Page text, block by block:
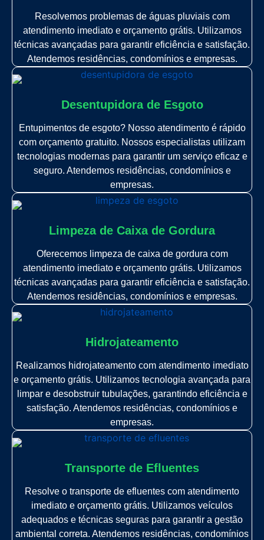
Resolvemos problemas de águas pluviais com
atendimento imediato e orçamento grátis. Utilizamos
técnicas avançadas para garantir eficiência e satisfação.
Atendemos residências, condomínios e empresas.
Desentupidora de Esgoto
Entupimentos de esgoto? Nosso atendimento é rápido
com orçamento gratuito. Nossos especialistas utilizam
tecnologias modernas para garantir um serviço eficaz e
seguro. Atendemos residências, condomínios e
empresas.
Limpeza de Caixa de Gordura
Oferecemos limpeza de caixa de gordura com
atendimento imediato e orçamento grátis. Utilizamos
técnicas avançadas para garantir eficiência e satisfação.
Atendemos residências, condomínios e empresas.
Hidrojateamento
Realizamos hidrojateamento com atendimento imediato
e orçamento grátis. Utilizamos tecnologia avançada para
limpar e desobstruir tubulações, garantindo eficiência e
satisfação. Atendemos residências, condomínios e
empresas.
Transporte de Efluentes
Resolve o transporte de efluentes com atendimento
imediato e orçamento grátis. Utilizamos veículos
adequados e técnicas seguras para garantir a gestão
ambiental correta. Atendemos residências, condomínios